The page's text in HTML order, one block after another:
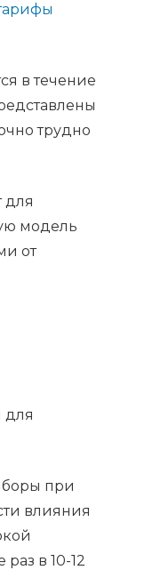
в течение
трудно
для
модель
от
для
при
влияния
в 10-12